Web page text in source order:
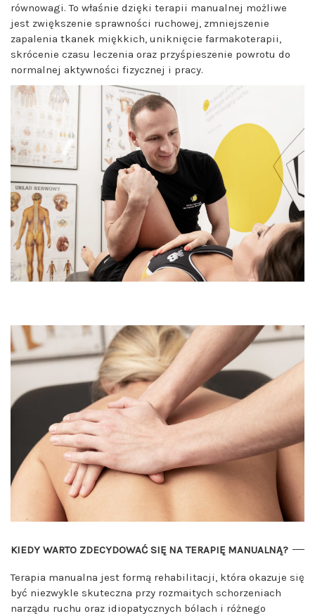
równowagi. To właśnie dzięki terapii manualnej możliwe
jest zwiększenie sprawności ruchowej, zmniejszenie
zapalenia tkanek miękkich, uniknięcie farmakoterapii,
skrócenie czasu leczenia oraz przyśpieszenie powrotu do
normalnej aktywności fizycznej i pracy.
KIEDY WARTO ZDECYDOWAĆ SIĘ NA TERAPIĘ MANUALNĄ?
Terapia manualna jest formą rehabilitacji, która okazuje się
być niezwykle skuteczna przy rozmaitych schorzeniach
narządu ruchu oraz idiopatycznych bólach i różnego